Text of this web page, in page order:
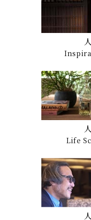
Life